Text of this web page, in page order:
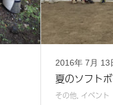
2016年 7月 13
夏のソフト
その他, イベント